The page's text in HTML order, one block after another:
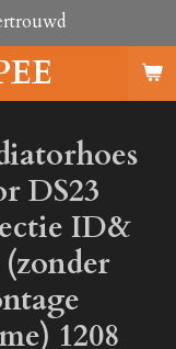
DS23
ID&
(zonder
1208